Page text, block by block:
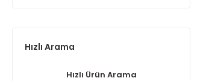
Hızlı Arama
Hızlı Ürün Arama